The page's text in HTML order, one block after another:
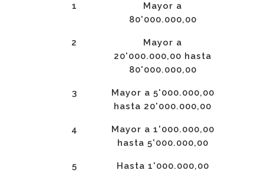
1
Mayor a
80'000.000,00
2
Mayor a
20'000.000,00 hasta
80'000.000,00
3
Mayor a 5'000.000,00
hasta 20'000.000,00
4
Mayor a 1'000.000,00
hasta 5'000.000,00
5 Hasta 1'000.000,00